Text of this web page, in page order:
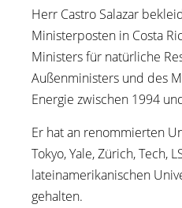
Herr Castro Salazar
Ministerposten in Costa
Ministers für natürliche
Außenministers und des
Energie zwischen 1994
Er hat an renommierten
Tokyo, Yale, Zürich, Tech,
lateinamerikanischen
gehalten.